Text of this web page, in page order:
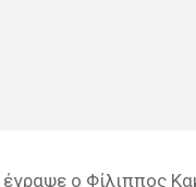
ο Φίλιππος